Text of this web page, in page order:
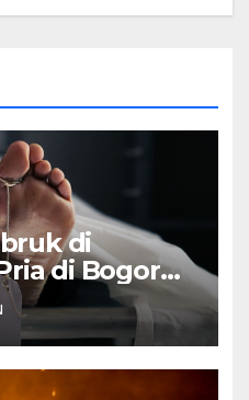
di
di Bogor
Makan